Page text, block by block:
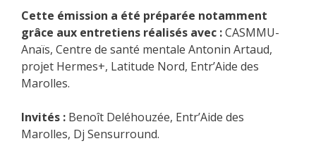
Cette émission a été préparée notamment
grâce aux entretiens réalisés avec :CASMMU-
Anaïs, Centre de santé mentale Antonin Artaud,
projet Hermes+, Latitude Nord, Entr’Aide des
Marolles.
Invités : Benoît Deléhouzée, Entr’Aide des
Marolles, Dj Sensurround.